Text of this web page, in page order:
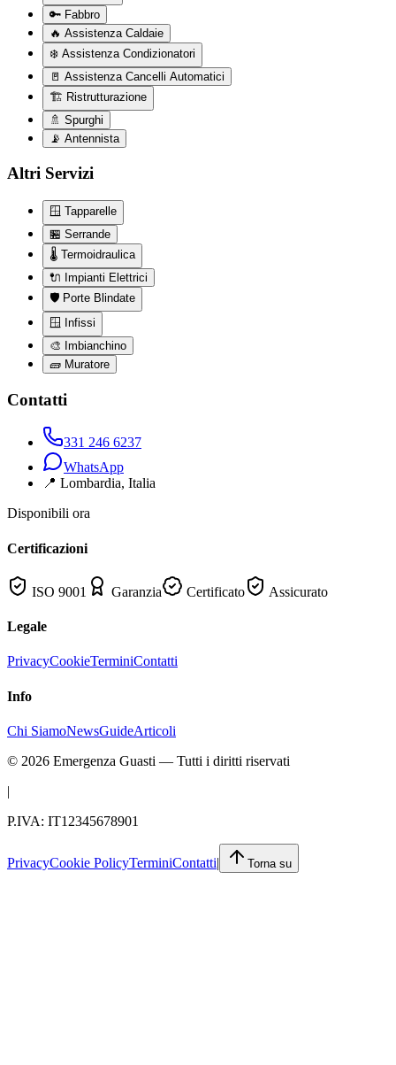
🔑 Fabbro
🔥 Assistenza Caldaie
❄️ Assistenza Condizionatori
🚪 Assistenza Cancelli Automatici
🏗️ Ristrutturazione
🚿 Spurghi
📡 Antennista
Altri Servizi
🪟 Tapparelle
🏪 Serrande
🌡️ Termoidraulica
🔌 Impianti Elettrici
🛡️ Porte Blindate
🪟
Infissi
🎨 Imbianchino
🧱 Muratore
Contatti
331 246 6237
WhatsApp
📍 Lombardia, Italia
Disponibili ora
Certificazioni
ISO 9001 Garanzia Certificato Assicurato
Legale
PrivacyCookieTerminiContatti
Info
Chi SiamoNewsGuideArticoli
© 2026 Emergenza Guasti — Tutti i diritti riservati
|
P.IVA: IT12345678901
PrivacyCookie PolicyTerminiContatti| Torna su